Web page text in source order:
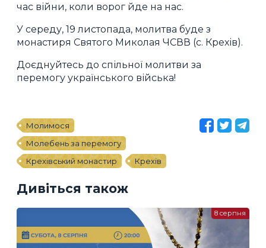
час війни, коли ворог йде на нас.
У середу, 19 листопада, молитва буде з
монастиря Святого Миколая ЧСВВ (с. Крехів).
Доєднуйтесь до спільної молитви за
перемогу українського війська!
Молимося
Молебень за перемогу
Крехівський монастир
Крехів
Дивіться також
8 серпня